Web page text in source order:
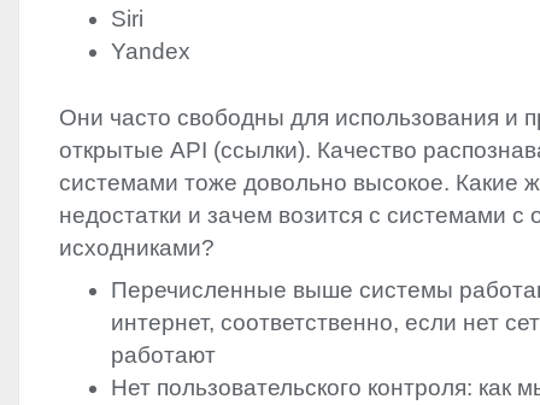
Siri
Yandex
Они часто свободны для использования и
открытые API (ссылки). Качество
системами тоже довольно высокое. Какие
недостатки и зачем возится с системами с
исходниками?
Перечисленные выше системы
интернет, соответственно, если нет
работают
Нет пользовательского контроля: как